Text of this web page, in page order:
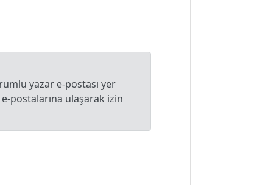
yazar e-postası yer
postalarına ulaşarak izin